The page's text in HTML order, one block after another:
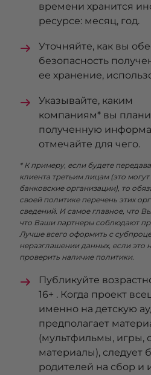
времени хранится
ресурсе: месяц, год.
Уточняйте, как вы
безопасность
ее хранение,
Указывайте, каким
компаниям* вы
полученную
отмечайте для чего.
* К примеру, если будете
клиента третьим лицам (это
банковские организации), то
своей политике перечень этих
сведений. И самое главное, что
что Ваши партнеры соблюдают
Лучше всего оформить с
неразглашении данных, если это
проверить наличие политики.
Публикуйте
16+ . Когда проект
именно на детскую
предполагает
(мультфильмы, игры,
материалы), следует
родителей на сбор и